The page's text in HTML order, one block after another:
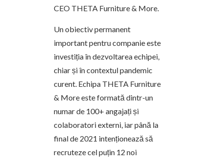
CEO THETA Furniture & More.
Un obiectiv permanent
important pentru companie este
investiția în dezvoltarea echipei,
chiar și în contextul pandemic
curent. Echipa THETA Furniture
& More este formată dintr-un
numar de 100+ angajați și
colaboratori externi, iar până la
final de 2021 intenționează să
recruteze cel puțin 12 noi